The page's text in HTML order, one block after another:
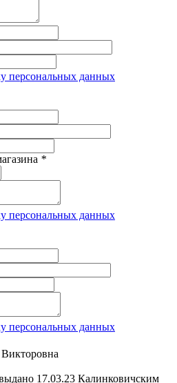
персональных данных
*
персональных данных
персональных данных
17.03.23 Калинковичским